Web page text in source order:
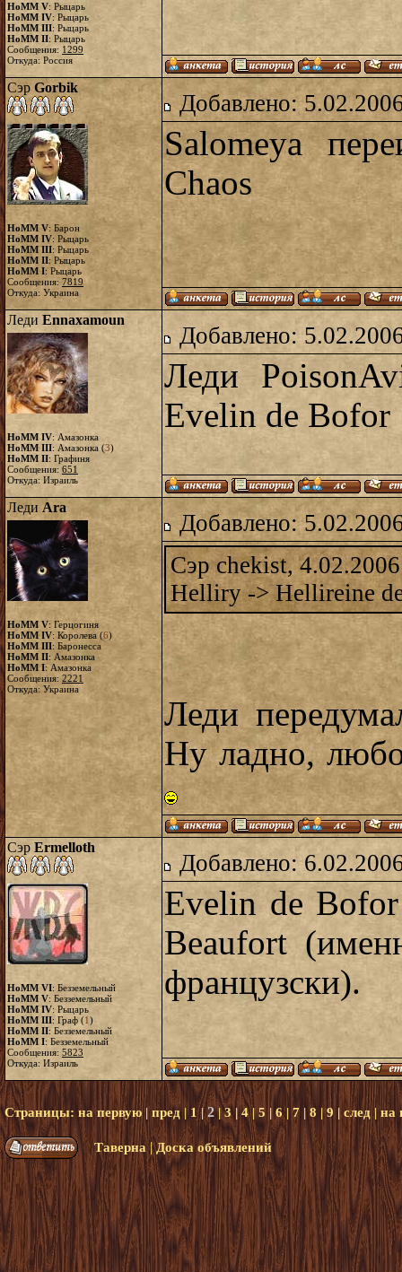
HoMM V: Рыцарь
HoMM IV: Рыцарь
HoMM III: Рыцарь
HoMM II: Рыцарь
Сообщения: 1299
Откуда: Россия
Сэр Gorbik
HoMM V: Барон
HoMM IV: Рыцарь
HoMM III: Рыцарь
HoMM II: Рыцарь
HoMM I: Рыцарь
Сообщения: 7819
Откуда: Украина
Добавлено:
Salomeya
Chaos
Леди Ennaxamoun
HoMM IV: Амазонка
HoMM III: Амазонка (3)
HoMM II: Графиня
Сообщения: 651
Откуда: Израиль
Добавлено:
Леди
Evelin de Bofor
Леди Ara
HoMM V: Герцогиня
HoMM IV: Королева (6)
HoMM III: Баронесса
HoMM II: Амазонка
HoMM I: Амазонка
Сообщения:2221
Откуда: Украина
Добавлено:
Сэр chekist,
Helliry -> Hellireine
Леди
Ну ладно,
Сэр Ermelloth
HoMM VI: Безземельный
HoMM V: Безземельный
HoMM IV: Рыцарь
HoMM III: Граф (1)
HoMM II: Безземельный
HoMM I: Безземельный
Сообщения: 5823
Откуда: Израиль
Добавлено:
Evelin de
Beaufort
французски).
Страницы: на первую|пред | 1|2|3|4|5 | 6| 7 | 8 | 9 | след |на
Таверна|Доска объявлений